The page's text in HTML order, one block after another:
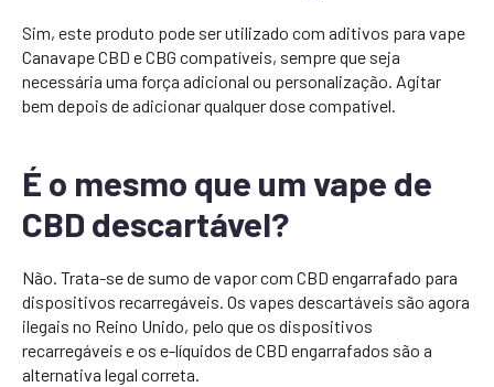
Sim, este produto pode ser utilizado com aditivos para vape
Canavape CBD e CBG compatíveis, sempre que seja
necessária uma força adicional ou personalização. Agitar
bem depois de adicionar qualquer dose compatível.
É o mesmo que um vape de
CBD descartável?
Não. Trata-se de sumo de vapor com CBD engarrafado para
dispositivos recarregáveis. Os vapes descartáveis são agora
ilegais no Reino Unido, pelo que os dispositivos
recarregáveis e os e-líquidos de CBD engarrafados são a
alternativa legal correta.